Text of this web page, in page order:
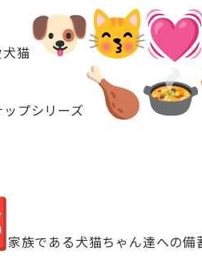
猫
プシリーズ
家族である犬猫ちゃん達への備